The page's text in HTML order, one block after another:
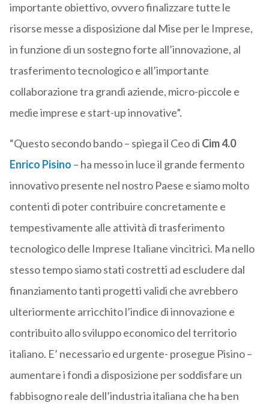
importante obiettivo, ovvero finalizzare tutte le
risorse messe a disposizione dal Mise per le Imprese,
in funzione di un sostegno forte all’innovazione, al
trasferimento tecnologico e all’importante
collaborazione tra grandi aziende, micro-piccole e
medie imprese e start-up innovative”.
“Questo secondo bando – spiega il Ceo di Cim 4.0
Enrico Pisino – ha messo in luce il grande fermento
innovativo presente nel nostro Paese e siamo molto
contenti di poter contribuire concretamente e
tempestivamente alle attività di trasferimento
tecnologico delle Imprese Italiane vincitrici. Ma nello
stesso tempo siamo stati costretti ad escludere dal
finanziamento tanti progetti validi che avrebbero
ulteriormente arricchito l’indice di innovazione e
contribuito allo sviluppo economico del territorio
italiano. E’ necessario ed urgente- prosegue Pisino –
aumentare i fondi a disposizione per soddisfare un
fabbisogno reale dell’industria italiana che ha ben